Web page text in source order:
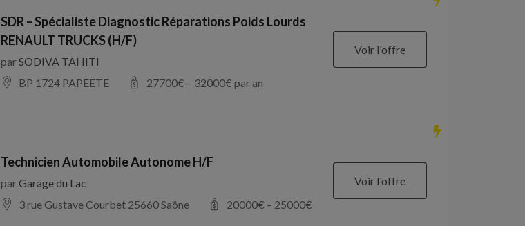
SDR – Spécialiste Diagnostic Réparations Poids Lourds
RENAULT TRUCKS (H/F)
par SODIVA TAHITI
BP 1724 PAPEETE
27700€ – 32000€ par an
Voir l'offre
Technicien Automobile Autonome H/F
parGarage du Lac
3 rue Gustave Courbet 25660 Saône
20000€ – 25000€
Voir l'offre